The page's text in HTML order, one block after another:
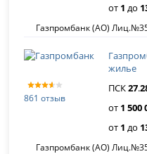
от 1 до
Газпромбанк (АО)
861 отзыв
жилье
ПСК27.
от 1 500
от 1 до
Газпромбанк (АО)